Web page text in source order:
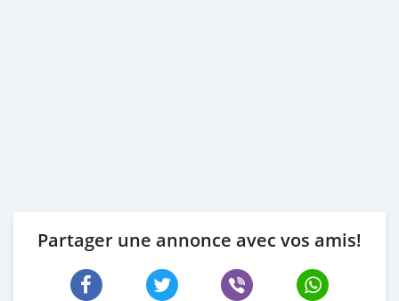
Partager une annonce avec vos amis!